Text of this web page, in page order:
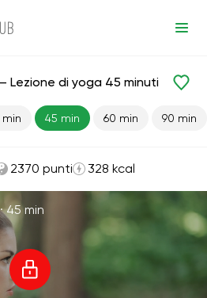
Antistress
Lezione di yoga 45 minuti
45 min 60 min 90 min
2370 punti 328 kcal
45 min